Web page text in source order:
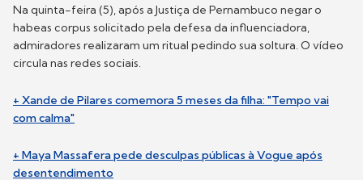
Na quinta-feira (5), após a Justiça de Pernambuco negar o
habeas corpus solicitado pela defesa da influenciadora,
admiradores realizaram um ritual pedindo sua soltura. O vídeo
circula nas redes sociais.
+ Xande de Pilares comemora 5 meses da filha: "Tempo vai
com calma"
+ Maya Massafera pede desculpas públicas à Vogue após
desentendimento